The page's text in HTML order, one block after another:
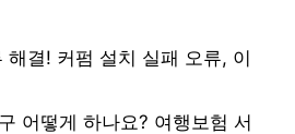
해결! 커펌 설치 실패 오류, 이
어떻게 하나요? 여행보험 서